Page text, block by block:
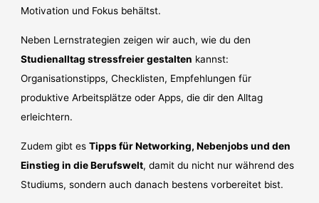
Motivation und Fokus behältst.
Neben Lernstrategien zeigen wir auch, wie du den
Studienalltag stressfreier gestalten kannst:
Organisationstipps, Checklisten, Empfehlungen für
produktive Arbeitsplätze oder Apps, die dir den Alltag
erleichtern.
Zudem gibt esTipps für Networking, Nebenjobs und den
Einstieg in die Berufswelt, damit du nicht nur während des
Studiums, sondern auch danach bestens vorbereitet bist.